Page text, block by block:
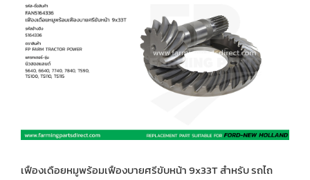
เฟืองเดือยหมูพร้อมเฟืองบายศรีขับหน้า 9x33T สำหรับ รถไถ